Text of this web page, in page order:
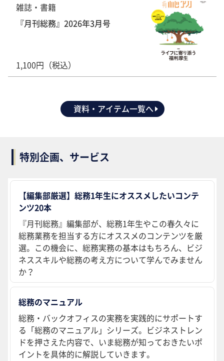
雑誌・書籍
『月刊総務』2026年3月号
1,100円（税込）
資料・アイテム一覧へ
特別企画、サービス
【編集部厳選】総務1年生にオススメしたいコンテ
ンツ20本
『月刊総務』編集部が、総務1年生やこの春久々に
総務業務を担当する方にオススメのコンテンツを厳
選。この機会に、総務実務の基本はもちろん、ビジ
ネススキルや総務の考え方について学んでみません
か？
総務のマニュアル
総務・バックオフィスの実務を実践的にサポートす
る「総務のマニュアル」シリーズ。ビジネストレン
ドを押さえた内容で、いま総務が知っておきたいポ
イントを具体的に解説していきます。